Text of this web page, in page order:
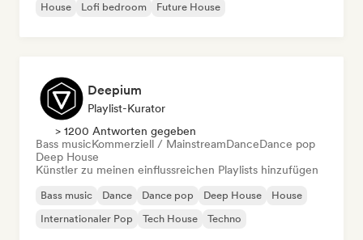
House
Lofi bedroom Future House
Deepium
Playlist-Kurator
> 1200 Antworten gegeben
Bass musicKommerziell / MainstreamDanceDance pop
Deep House
Künstler zu meinen einflussreichen Playlists hinzufügen
Bass music Dance Dance pop Deep House
House
Internationaler Pop
Tech House Techno